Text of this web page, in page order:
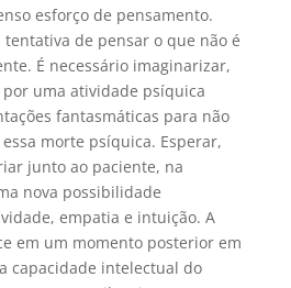
esforço de pensamento.
tentativa de pensar o que não é
É necessário imaginarizar,
uma atividade psíquica
fantasmáticas para não
morte psíquica. Esperar,
junto ao paciente, na
nova possibilidade
empatia e intuição. A
em um momento posterior em
capacidade intelectual do